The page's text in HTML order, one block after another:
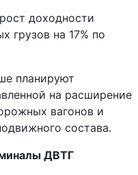
доходности
грузов на 17% по
планируют
на расширение
вагонов и
состава.
ДВТГ